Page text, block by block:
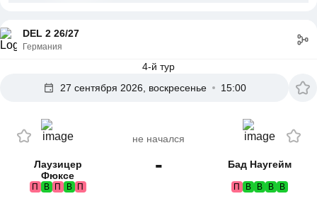
DEL 2 26/27
Германия
4-й тур
27 сентября 2026, воскресенье
15:00
Лаузицер
Фюксе
П В П В П
не начался
- Бад Наугейм
П В В В В